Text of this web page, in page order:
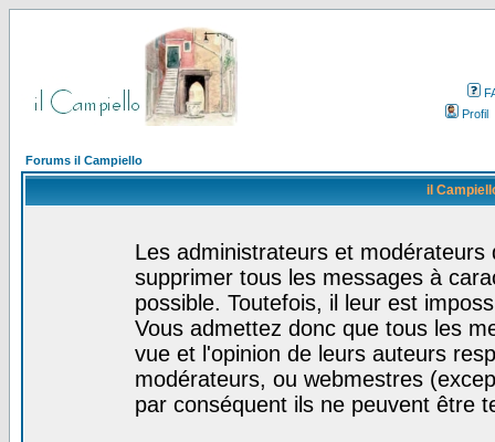
Profil
Forums il Campiello
il
Les administrateurs et
supprimer tous les messages à
possible. Toutefois, il leur est
Vous admettez donc que tous les
vue et l'opinion de leurs auteurs
modérateurs, ou webmestres
par conséquent ils ne peuvent être